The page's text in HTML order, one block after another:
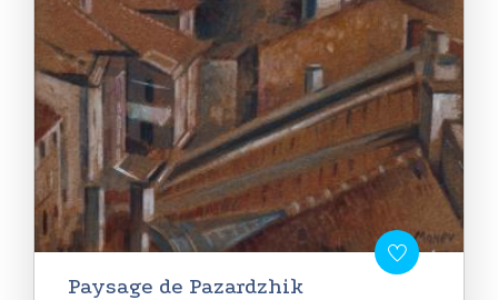
Paysage de Pazardzhik